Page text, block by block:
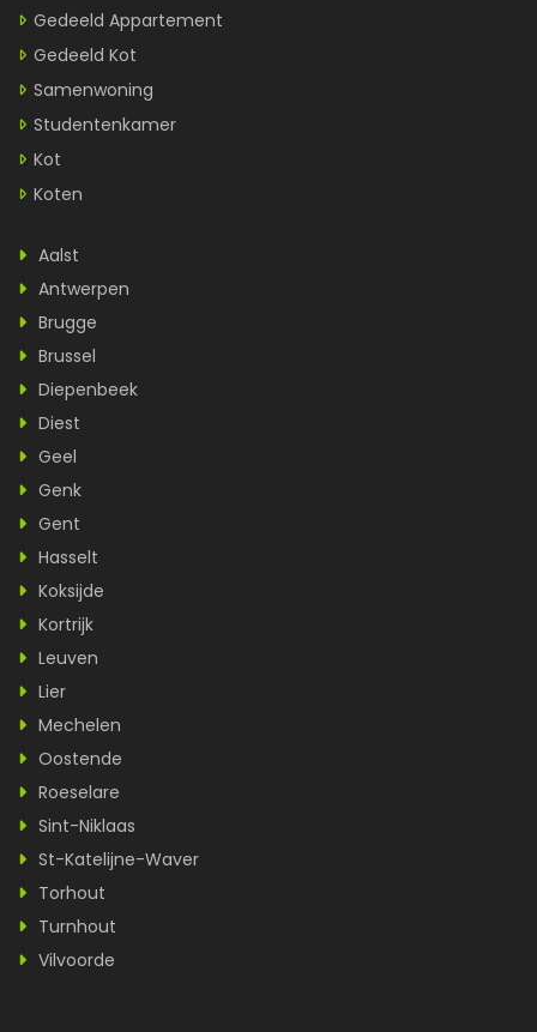
Gedeeld Appartement
Gedeeld Kot
Samenwoning
Studentenkamer
Kot
Koten
Aalst
Antwerpen
Brugge
Brussel
Diepenbeek
Diest
Geel
Genk
Gent
Hasselt
Koksijde
Kortrijk
Leuven
Lier
Mechelen
Oostende
Roeselare
Sint-Niklaas
St-Katelijne-Waver
Torhout
Turnhout
Vilvoorde